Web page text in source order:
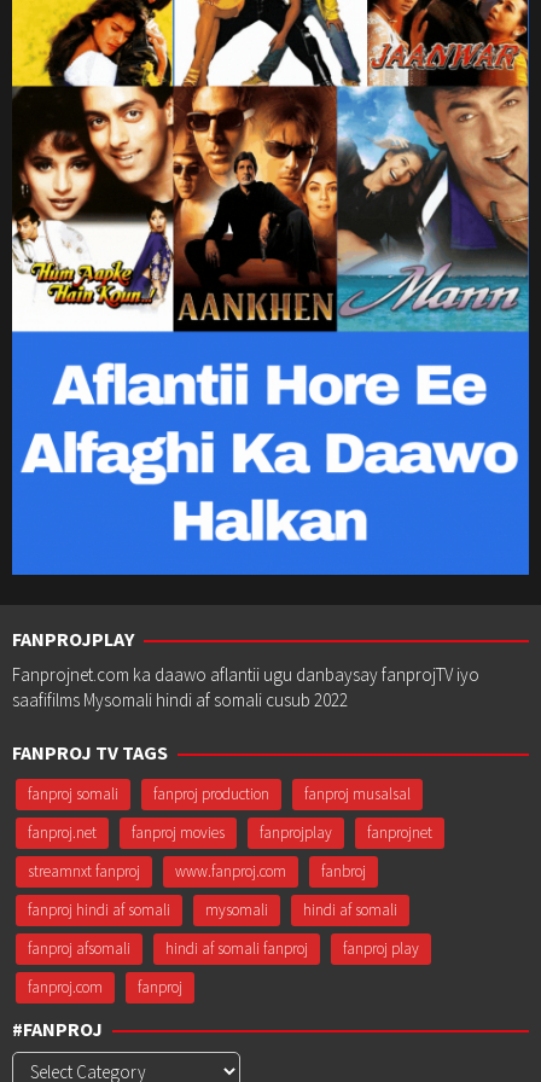
FANPROJPLAY
Fanprojnet.com ka daawo aflantii ugu danbaysay fanprojTV iyo
saafifilms Mysomali hindi af somali cusub 2022
FANPROJ TV TAGS
fanproj somali fanproj production
fanproj musalsal
fanproj.net
fanproj movies fanprojplay
fanprojnet
streamnxt fanproj
www.fanproj.com
fanbroj
fanproj hindi af somali
mysomali
hindi af somali
fanproj afsomali
hindi af somali fanproj
fanproj play
fanproj.com
fanproj
#FANPROJ
#Fanproj